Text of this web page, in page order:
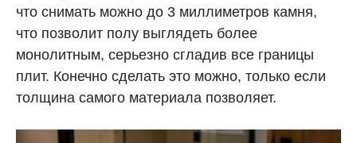
что снимать можно до 3 миллиметров камня,
что позволит полу выглядеть более
монолитным, серьезно сгладив все границы
плит. Конечно сделать это можно, только если
толщина самого материала позволяет.